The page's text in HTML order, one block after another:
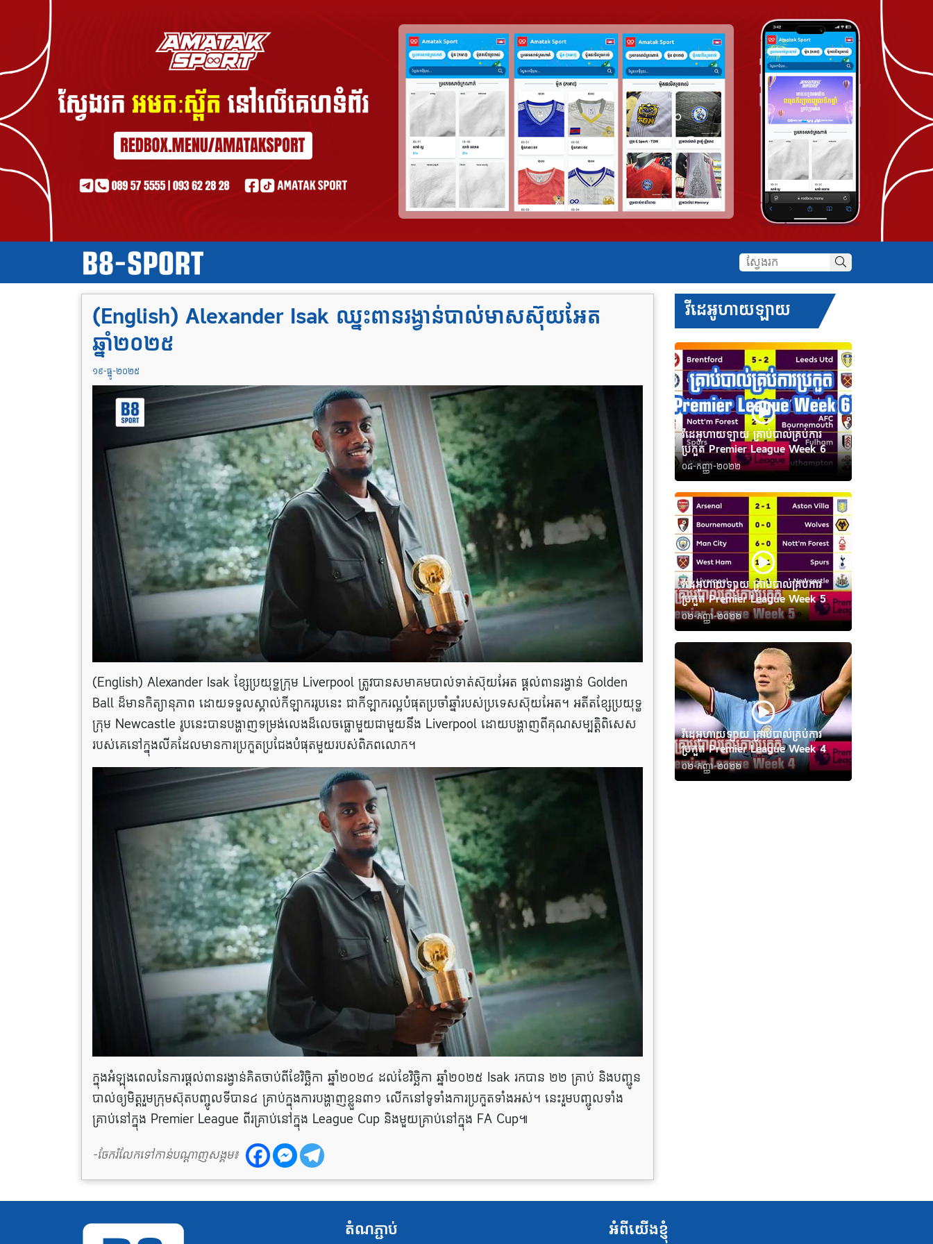
(English) Alexander Isak ឈ្នះពានរង្វាន់បាល់មាសស៊ុយអែត
ឆ្នាំ២០២៥
១៩-ធ្នូ-២០២៥
(English) Alexander Isak ខ្សែប្រយុទ្ធក្រុម Liverpool ត្រូវបានសមាគមបាល់ទាត់ស៊ុយអែត ផ្តល់ពានរង្វាន់ Golden
Ball ដ៏មានកិត្យានុភាព ដោយទទួលស្គាល់កីឡាកររូបនេះ ជាកីឡាករល្អបំផុតប្រចាំឆ្នាំរបស់ប្រទេសស៊ុយអែត។ អតីតខ្សែប្រយុទ្ធ
ក្រុម Newcastle រូបនេះបានបង្ហាញទម្រង់លេងដ៏លេចធ្លោមួយជាមួយនឹង Liverpool ដោយបង្ហាញពីគុណសម្បត្តិពិសេស
របស់គេនៅក្នុងលីគដែលមានការប្រកួតប្រជែងបំផុតមួយរបស់ពិភពលោក។
ក្នុងអំឡុងពេលនៃការផ្តល់ពានរង្វាន់គិតចាប់ពីខែវិច្ឆិកា ឆ្នាំ២០២៤ ដល់ខែវិច្ឆិកា ឆ្នាំ២០២៥ Isak រកបាន ២២ គ្រាប់ និងបញ្ជូន
បាល់ឲ្យមិត្តរួមក្រុមស៊ុតបញ្ចូលទីបាន៤ គ្រាប់ក្នុងការបង្ហាញខ្លួន៣១ លើកនៅទូទាំងការប្រកួតទាំងអស់។ នេះរួមបញ្ចូលទាំង
គ្រាប់នៅក្នុង Premier League ពីរគ្រាប់នៅក្នុង League Cup និងមួយគ្រាប់នៅក្នុង FA Cup៕
-ចែករំលែកទៅកាន់បណ្តាញសង្គម៖
វីដេអូហាយឡាយ
វីដេអូហាយឡាយ គ្រាប់បាល់គ្រប់ការ
ប្រកួត Premier League Week 6
០៨-កញ្ញា-២០២២
វីដេអូហាយឡាយ គ្រាប់បាល់គ្រប់ការ
ប្រកួត Premier League Week 5
០២-កញ្ញា-២០២២
វីដេអូហាយឡាយ គ្រាប់បាល់គ្រប់ការ
ប្រកួត Premier League Week 4
០២-កញ្ញា-២០២២
តំណភ្ជាប់ អំពីយើងខ្ញុំ